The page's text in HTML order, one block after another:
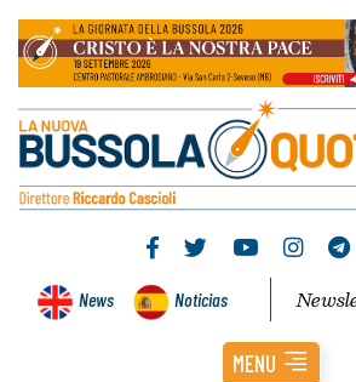
News Noticias
MENU